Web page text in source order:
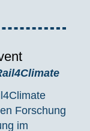
Forschung
im